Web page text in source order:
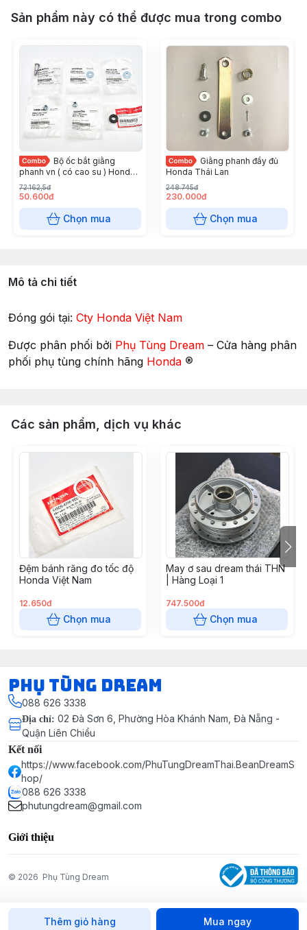
Thêm giỏ hàng Mua ngay
Sản phẩm này có thể được mua trong combo
Bộ ốc bắt giằng
phanh vn ( có cao su ) Honda
Việt Nam
72.162,5đ
50.600đ
Chọn mua
Giằng phanh đầy đủ
Honda Thái Lan
248.745đ
230.000đ
Chọn mua
Mô tả chi tiết
Đóng gói tại: Cty Honda Việt Nam
Được phân phối bởi Phụ Tùng Dream – Cửa hàng phân
phối phụ tùng chính hãng Honda ®
Các sản phẩm, dịch vụ khác
Đệm bánh răng đo tốc độ
Honda Việt Nam
12.650đ
Chọn mua
May ơ sau dream thái THN
| Hàng Loại 1
747.500đ
Chọn mua
Phụ Tùng Dream
088 626 3338
Địa chỉ: 02 Đà Sơn 6, Phường Hòa Khánh Nam, Đà Nẵng -
Quận Liên Chiểu
Kết nối
https://www.facebook.com/PhuTungDreamThai.BeanDreamS
hop/
088 626 3338
phutungdream@gmail.com
Giới thiệu
© 2026 Phụ Tùng Dream